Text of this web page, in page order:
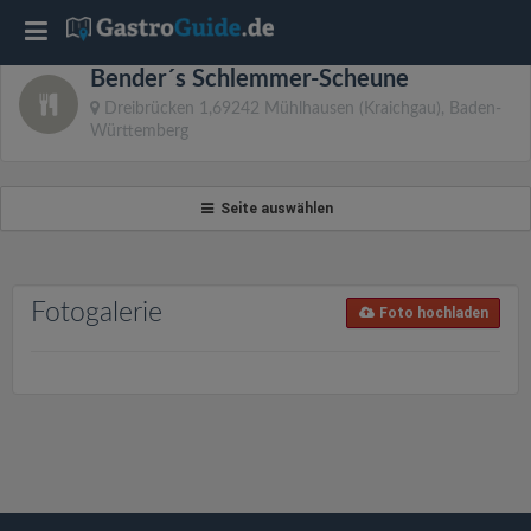
Bender´s Schlemmer-Scheune
Dreibrücken 1,69242 Mühlhausen (Kraichgau), Baden-
Württemberg
Seite auswählen
Fotogalerie Foto hochladen
T
o